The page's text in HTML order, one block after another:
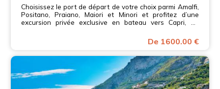
Choisissez le port de départ de votre choix parmi Amalfi,
Positano, Praiano, Maiori et Minori et profitez d’une
excursion privée exclusive en bateau vers Capri, au
De 1600.00 €